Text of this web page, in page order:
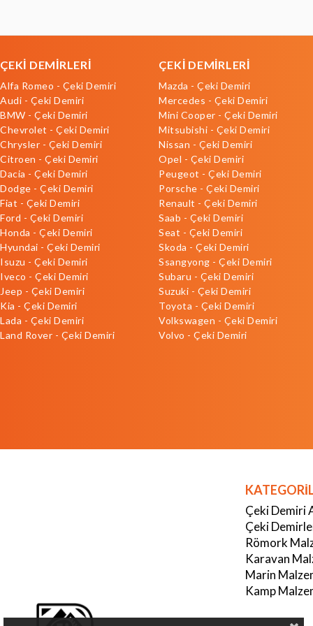
ÇEKİ DEMİRLERİ
Alfa Romeo - Çeki Demiri
Audi - Çeki Demiri
BMW - Çeki Demiri
Chevrolet - Çeki Demiri
Chrysler - Çeki Demiri
Citroen - Çeki Demiri
Dacia - Çeki Demiri
Dodge - Çeki Demiri
Fiat - Çeki Demiri
Ford - Çeki Demiri
Honda - Çeki Demiri
Hyundai - Çeki Demiri
Isuzu - Çeki Demiri
Iveco - Çeki Demiri
Jeep - Çeki Demiri
Kia - Çeki Demiri
Lada - Çeki Demiri
Land Rover - Çeki Demiri
ÇEKİ DEMİRLERİ
Mazda - Çeki Demiri
Mercedes - Çeki Demiri
Mini Cooper - Çeki Demiri
Mitsubishi - Çeki Demiri
Nissan - Çeki Demiri
Opel - Çeki Demiri
Peugeot - Çeki Demiri
Porsche - Çeki Demiri
Renault - Çeki Demiri
Saab - Çeki Demiri
Seat - Çeki Demiri
Skoda - Çeki Demiri
Ssangyong - Çeki Demiri
Subaru - Çeki Demiri
Suzuki - Çeki Demiri
Toyota - Çeki Demiri
Volkswagen - Çeki Demiri
Volvo - Çeki Demiri
Çeki Demiri
Çeki
Römork
Karavan
Marin
Kamp